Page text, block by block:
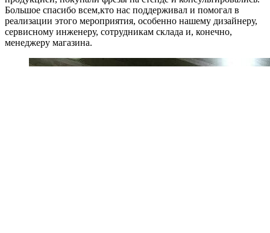
Большое спасибо всем,кто нас поддерживал и помогал в
реализации этого мероприятия, особенно нашему дизайнеру,
сервисному инженеру, сотрудникам склада и, конечно,
менеджеру магазина.